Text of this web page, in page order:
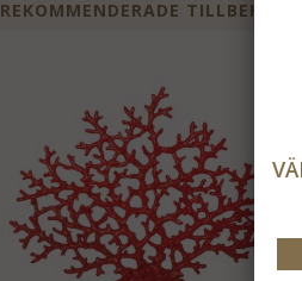
REKOMMENDERADE